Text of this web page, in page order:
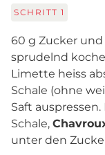
SCHRITT 1
60 g Zucker und
sprudelnd
Limette heiss
Schale (ohne
Saft
Schale,
unter den